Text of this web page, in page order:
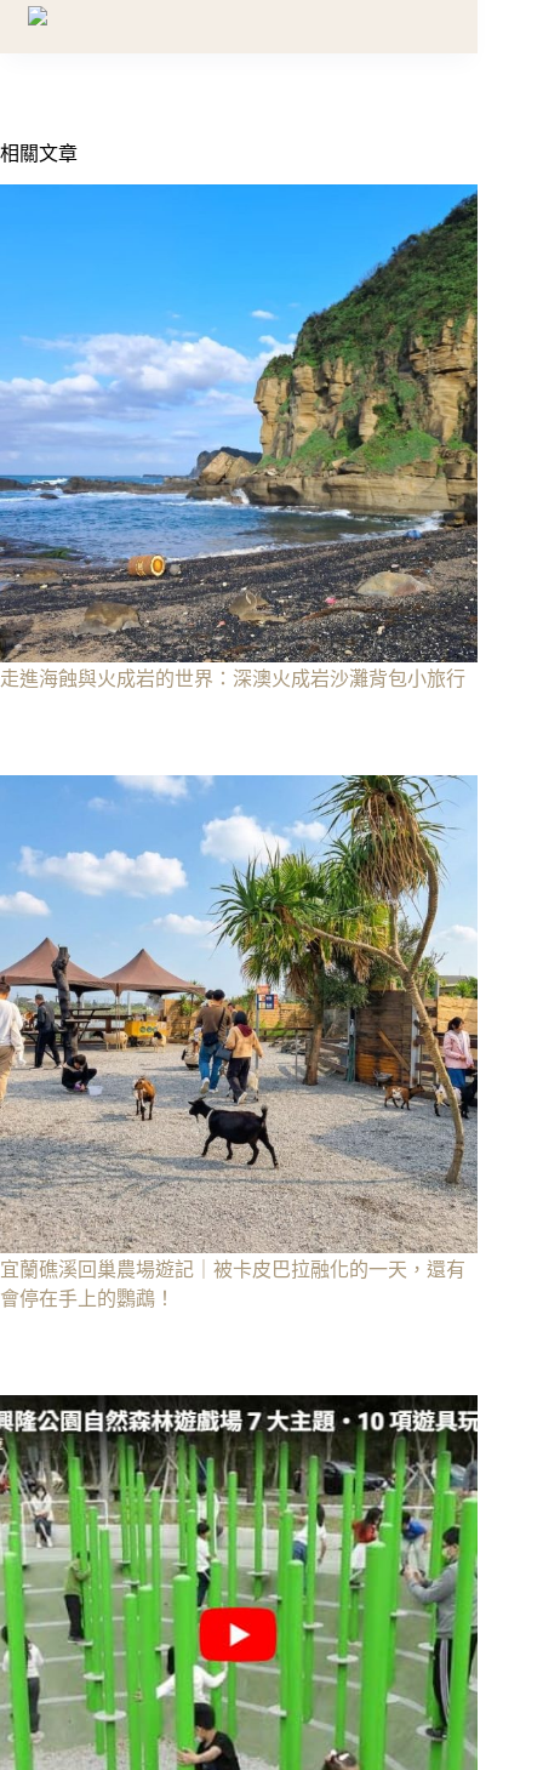
相關文章
走進海蝕與火成岩的世界：深澳火成岩沙灘背包小旅行
宜蘭礁溪回巢農場遊記｜被卡皮巴拉融化的一天，還有
會停在手上的鸚鵡！